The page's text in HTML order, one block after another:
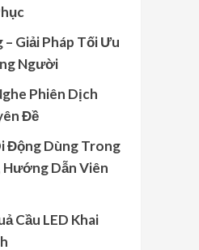
Giải Pháp Tối Ưu
Người
Phiên Dịch
Đề
Động Dùng Trong
Hướng Dẫn Viên
Cầu LED Khai